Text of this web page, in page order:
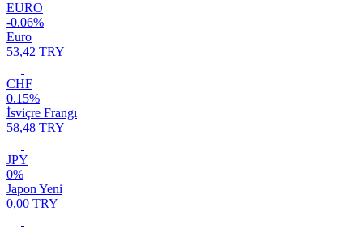
EURO
-0.06%
Euro
53,42 TRY
CHF
0.15%
İsviçre Frangı
58,48 TRY
JPY
0%
Japon Yeni
0,00 TRY